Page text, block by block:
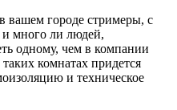
вашем городе стримеры, с
много ли людей,
одному, чем в компании
комнатах придется
и техническое